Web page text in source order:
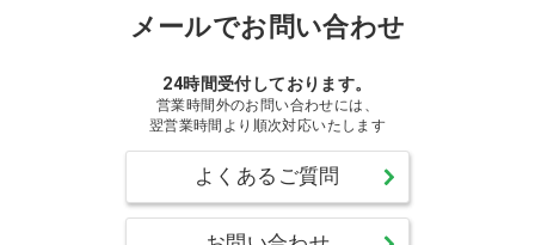
メールでお問い合わせ
24時間受付しております。
営業時間外のお問い合わせには、
翌営業時間より順次対応いたします
よくあるご質問